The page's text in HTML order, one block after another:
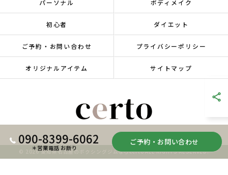
090-8399-6062
＊営業電話 お断り
ご予約・お問い合わせ
パーソナル ボディメイク
初心者 ダイエット
ご予約・お問い合わせ プライバシーポリシー
オリジナルアイテム サイトマップ
© 2026 愛知県名古屋のボクシングジムならcerto ALL RIGHTS RESERVED.